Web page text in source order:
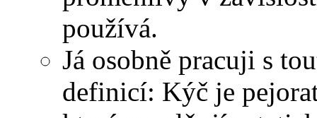
používá.
Já osobně pracuji s
definicí: Kýč je